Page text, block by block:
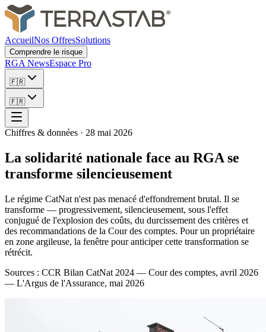
AccueilNos OffresSolutions
Comprendre le risque
RGA NewsEspace Pro
🇫🇷
🇫🇷
Chiffres & données · 28 mai 2026
La solidarité nationale face au RGA se
transforme silencieusement
Le régime CatNat n'est pas menacé d'effondrement brutal. Il se
transforme — progressivement, silencieusement, sous l'effet
conjugué de l'explosion des coûts, du durcissement des critères et
des recommandations de la Cour des comptes. Pour un propriétaire
en zone argileuse, la fenêtre pour anticiper cette transformation se
rétrécit.
Sources : CCR Bilan CatNat 2024 — Cour des comptes, avril 2026
— L'Argus de l'Assurance, mai 2026